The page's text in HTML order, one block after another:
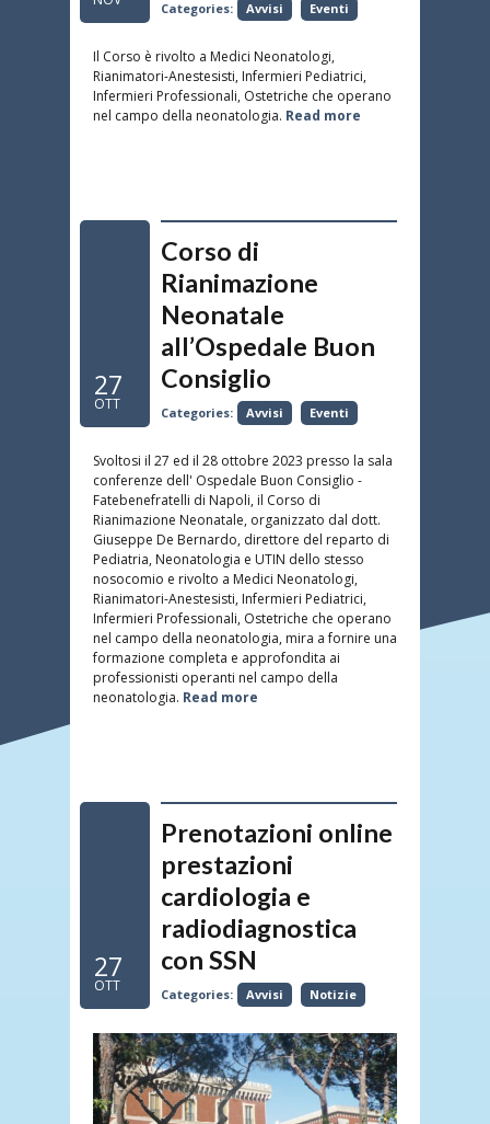
Categories: Avvisi Eventi
Il Corso è rivolto a Medici Neonatologi,
Rianimatori-Anestesisti, Infermieri Pediatrici,
Infermieri Professionali, Ostetriche che operano
nel campo della neonatologia. Read more
27
OTT
Corso di
Rianimazione
Neonatale
all’Ospedale Buon
Consiglio
Categories: Avvisi Eventi
Svoltosi il 27 ed il 28 ottobre 2023 presso la sala
conferenze dell' Ospedale Buon Consiglio -
Fatebenefratelli di Napoli, il Corso di
Rianimazione Neonatale, organizzato dal dott.
Giuseppe De Bernardo, direttore del reparto di
Pediatria, Neonatologia e UTIN dello stesso
nosocomio e rivolto a Medici Neonatologi,
Rianimatori-Anestesisti, Infermieri Pediatrici,
Infermieri Professionali, Ostetriche che operano
nel campo della neonatologia, mira a fornire una
formazione completa e approfondita ai
professionisti operanti nel campo della
neonatologia. Read more
27
OTT
Prenotazioni online
prestazioni
cardiologia e
radiodiagnostica
con SSN
Categories: Avvisi Notizie